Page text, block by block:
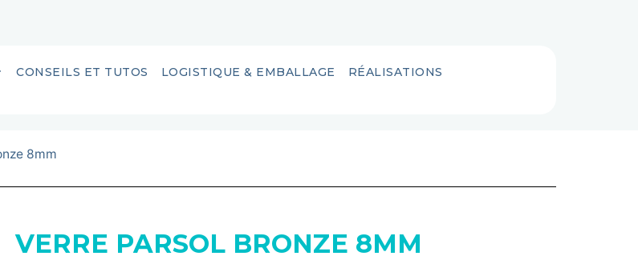
CONSEILS ET TUTOS LOGISTIQUE & EMBALLAGE RÉALISATIONS
8mm
VERRE PARSOL BRONZE 8MM